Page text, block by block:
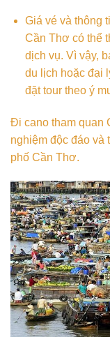
Giá vé và thông
Cần Thơ có thể
dịch vụ. Vì vậy,
du lịch hoặc đại
đặt tour theo ý
Đi cano tham quan
nghiệm độc đáo và
phố Cần Thơ.